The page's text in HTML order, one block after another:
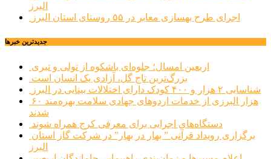
البرز
اجرای طرح بهسازی معابر در ۵۵ روستای استان البرز
جديدترين خبرها
اربعین امسال؛ جلوه‌ای باشکوه از تولی و تبری
بزرگ‌ترین تاج گل، آزادی یک انسان است
شناسایی ۲ هزار و ۴۰۰ کودک دارای اختلالات بینایی در البرز
۶۰ هزار البرزی از خدمات اردوهای جهادی سلامت بهره‌مند
شدند
دستگاه‌های اجرایی برای معرفی کرج همراه شوند
البرز